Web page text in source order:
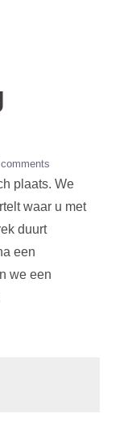
plaats. We
waar u met
duurt
een
we een